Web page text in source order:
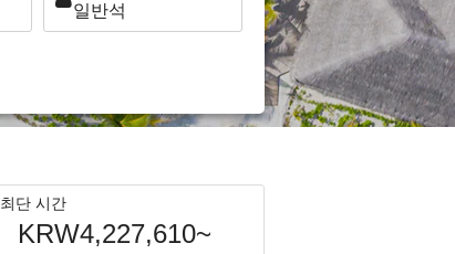
일반석
최단 시간
KRW4,227,610~